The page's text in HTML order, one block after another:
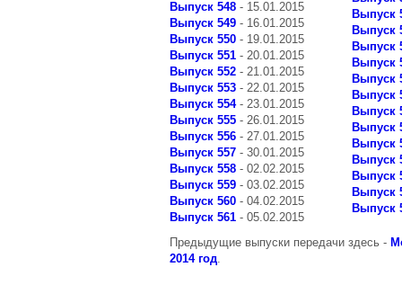
Выпуск 548 - 15.01.2015
Выпуск 549 - 16.01.2015
Выпуск 550 - 19.01.2015
Выпуск 551 - 20.01.2015
Выпуск 552 - 21.01.2015
Выпуск 553 - 22.01.2015
Выпуск 554- 23.01.2015
Выпуск 555 - 26.01.2015
Выпуск 556 - 27.01.2015
Выпуск 557 - 30.01.2015
Выпуск 558 - 02.02.2015
Выпуск 559 - 03.02.2015
Выпуск 560 - 04.02.2015
Выпуск 561 - 05.02.2015
Выпуск
Выпуск
Выпуск
Выпуск
Выпуск
Выпуск
Выпуск
Выпуск
Выпуск
Выпуск
Выпуск
Выпуск
Выпуск
Предыдущие выпуски передачи здесь -
2014 год